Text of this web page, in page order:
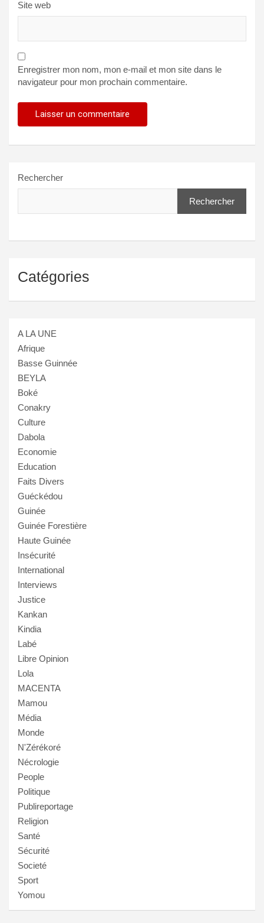
Site web
Enregistrer mon nom, mon e-mail et mon site dans le
navigateur pour mon prochain commentaire.
Rechercher
Rechercher
Catégories
A LA UNE
Afrique
Basse Guinnée
BEYLA
Boké
Conakry
Culture
Dabola
Economie
Education
Faits Divers
Guéckédou
Guinée
Guinée Forestière
Haute Guinée
Insécurité
International
Interviews
Justice
Kankan
Kindia
Labé
Libre Opinion
Lola
MACENTA
Mamou
Média
Monde
N'Zérékoré
Nécrologie
People
Politique
Publireportage
Religion
Santé
Sécurité
Societé
Sport
Yomou